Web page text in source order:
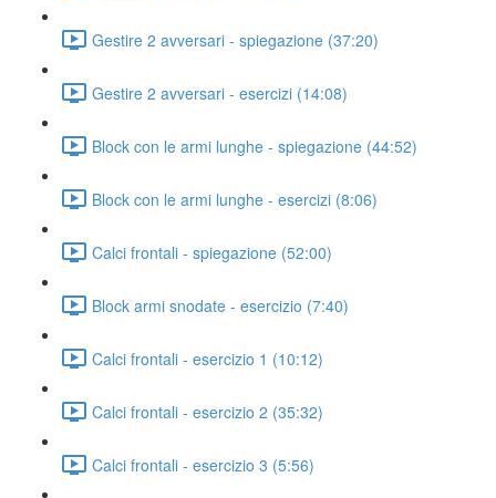
Gestire 2 avversari - spiegazione (37:20)
Gestire 2 avversari - esercizi (14:08)
Block con le armi lunghe - spiegazione (44:52)
Block con le armi lunghe - esercizi (8:06)
Calci frontali - spiegazione (52:00)
Block armi snodate - esercizio (7:40)
Calci frontali - esercizio 1 (10:12)
Calci frontali - esercizio 2 (35:32)
Calci frontali - esercizio 3 (5:56)